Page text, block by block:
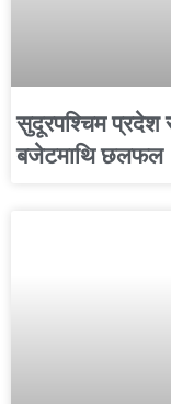
सुदूरपश्चिम प्रदेश
बजेटमाथि छलफल